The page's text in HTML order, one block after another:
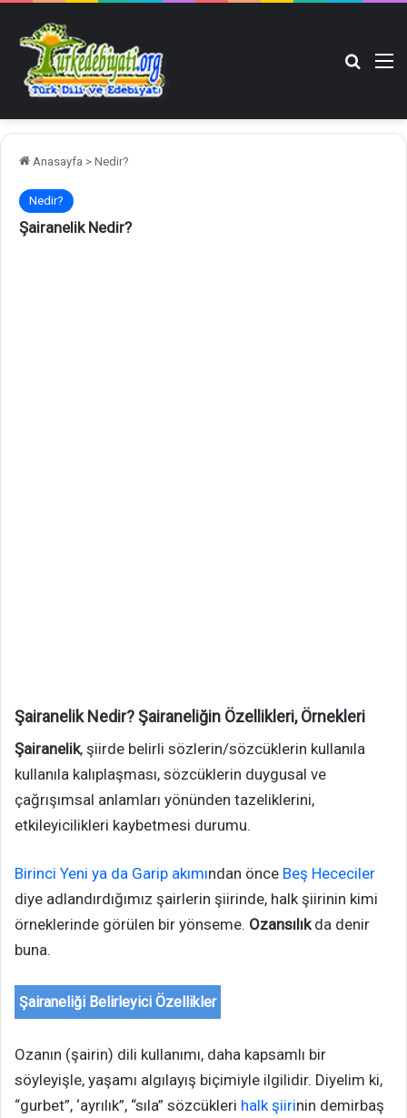
Anasayfa > Nedir?
Nedir?
Şairanelik Nedir?
Şairanelik Nedir? Şairaneliğin Özellikleri, Örnekleri
Şairanelik, şiirde belirli sözlerin/sözcüklerin kullanıla
kullanıla kalıplaşması, sözcüklerin duygusal ve
çağrışımsal anlamları yönünden tazeliklerini,
etkileyicilikleri kaybetmesi durumu.
Birinci Yeni ya da Garip akımından önce Beş Hececiler
diye adlandırdığımız şairlerin şiirinde, halk şiirinin kimi
örneklerinde görülen bir yönseme. Ozansılıkda denir
buna.
Şairaneliği Belirleyici Özellikler
Ozanın (şairin) dili kullanımı, daha kapsamlı bir
söyleyişle, yaşamı algılayış biçimiyle ilgilidir. Diyelim ki,
“gurbet”, ‘ayrılık”, “sıla” sözcükleri halk şiirinin demirbaş